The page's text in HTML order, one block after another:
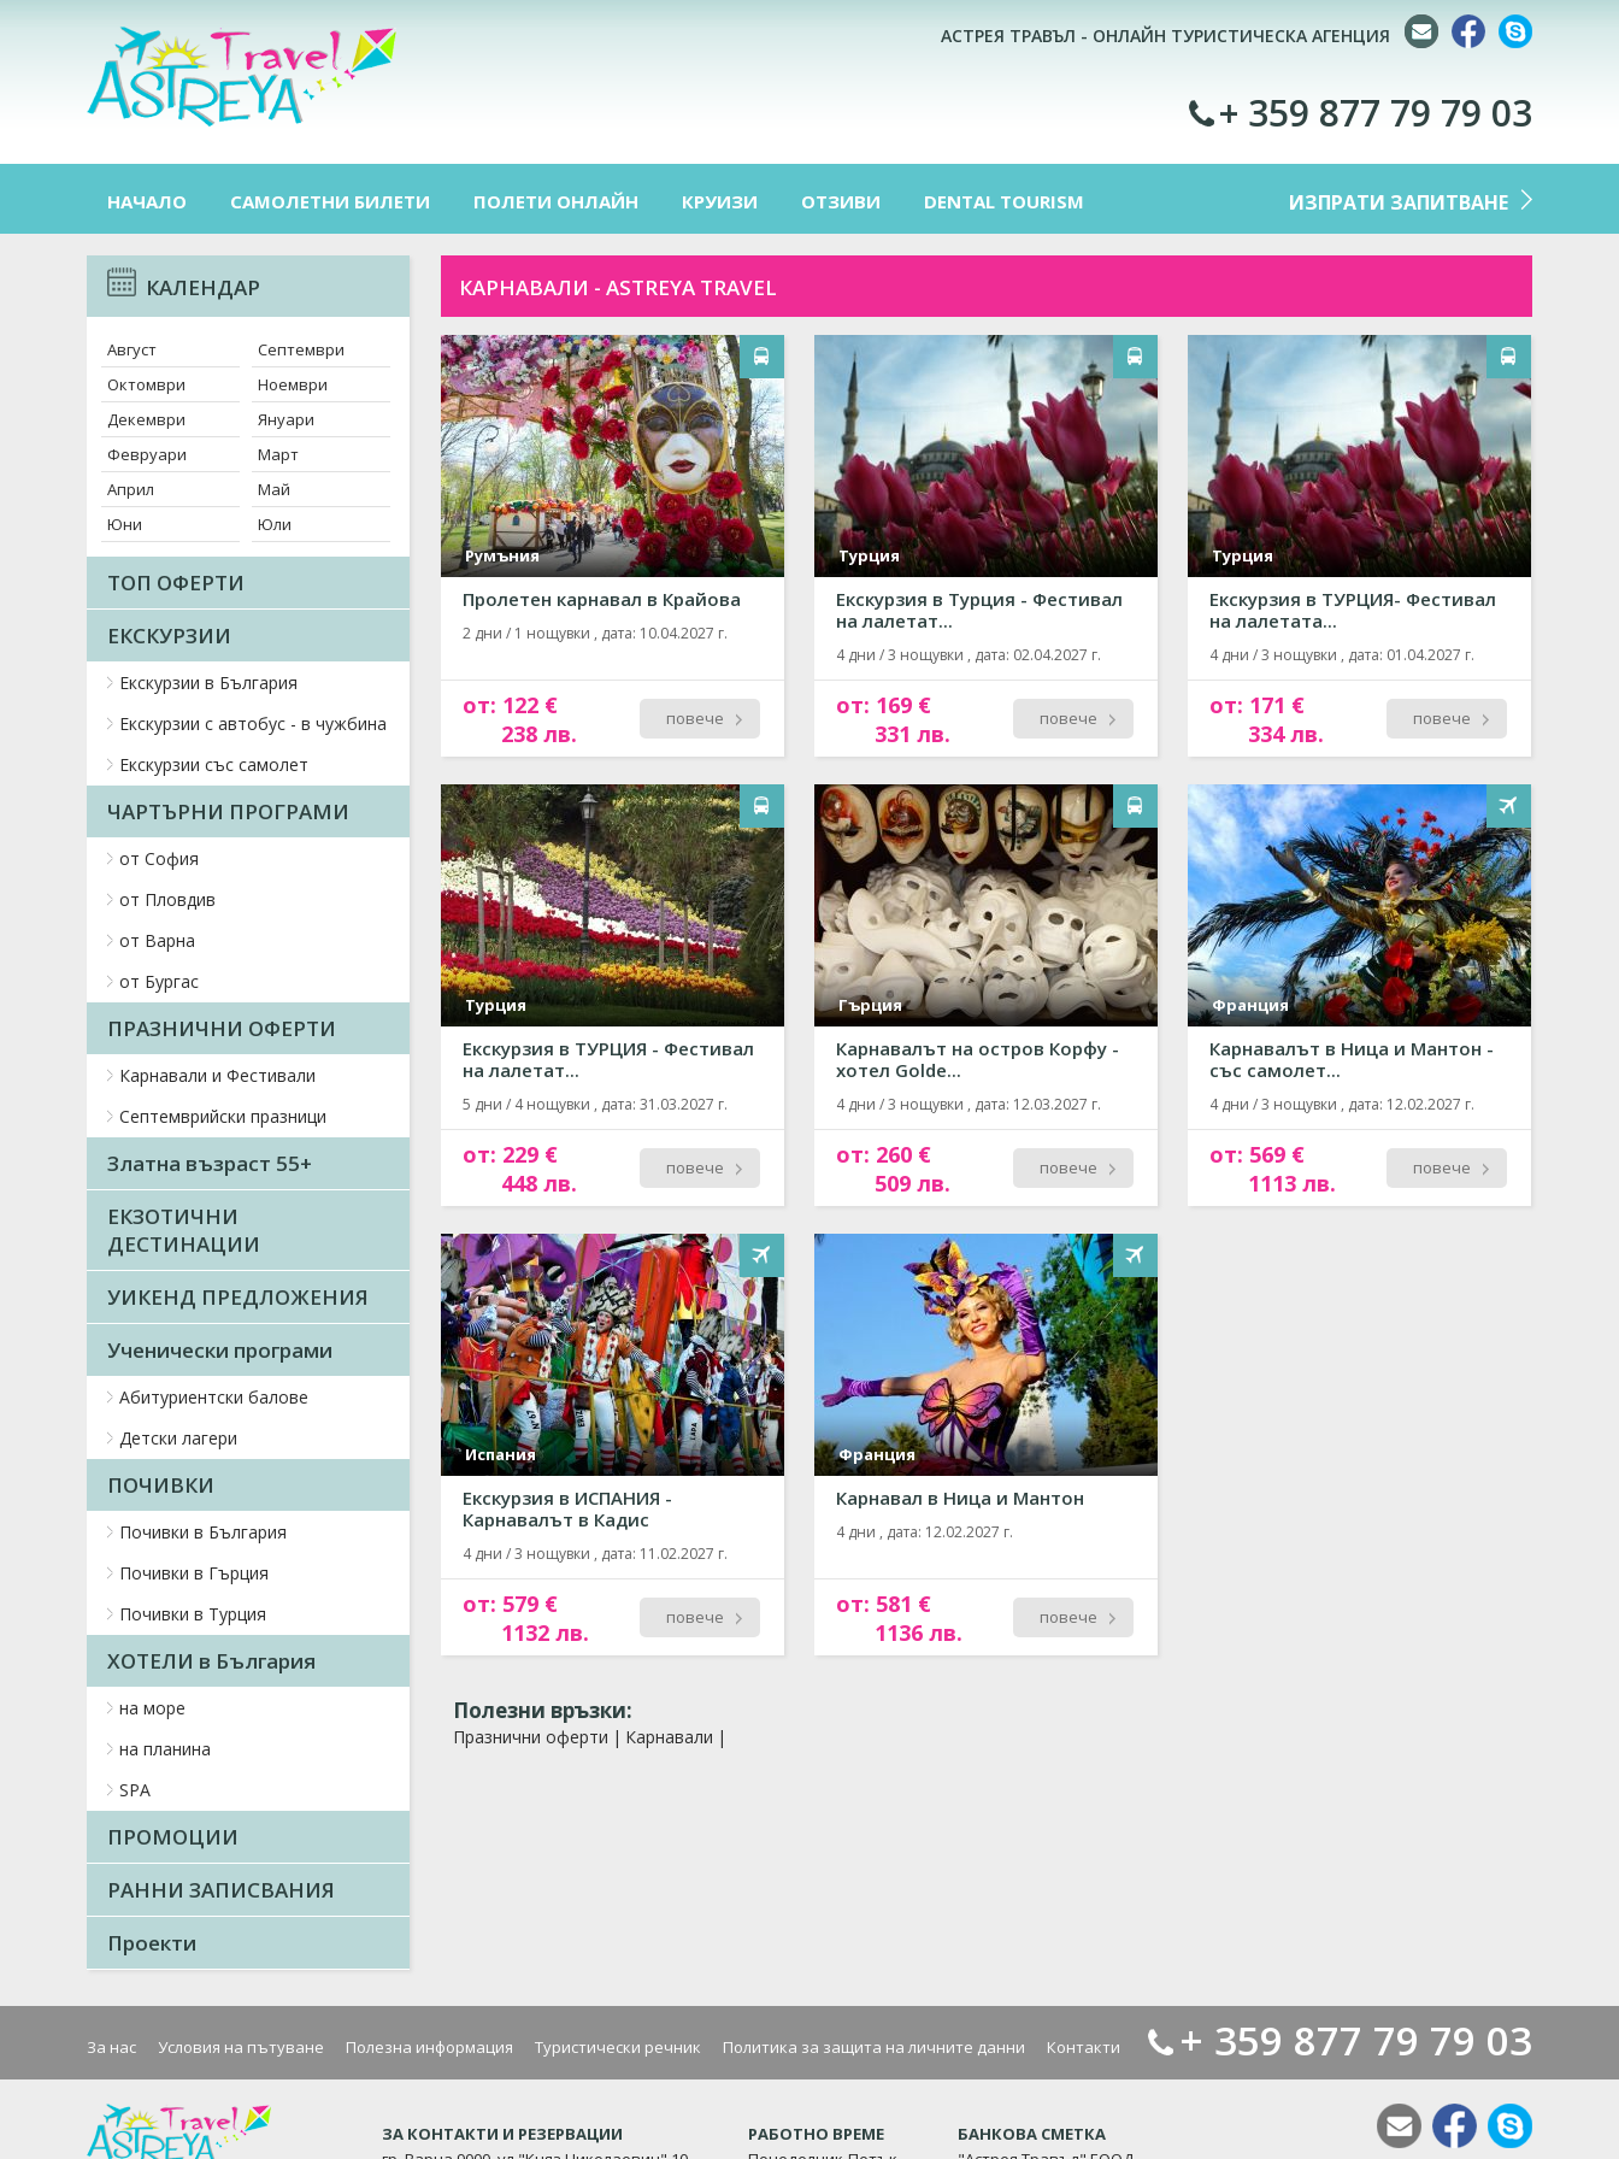
АСТРЕЯ ТРАВЪЛ - ОНЛАЙН ТУРИСТИЧЕСКА АГЕНЦИЯ
+ 359 877 79 79 03
НАЧАЛО САМОЛЕТНИ БИЛЕТИ ПОЛЕТИ ОНЛАЙН КРУИЗИ ОТЗИВИ DENTAL TOURISM ИЗПРАТИ ЗАПИТВАНЕ
КАЛЕНДАР
Август
Септември
Октомври
Ноември
Декември
Януари
Февруари
Март
Април
Май
Юни
Юли
ТОП ОФЕРТИ
ЕКСКУРЗИИ
Екскурзии в България
Екскурзии с автобус - в чужбина
Екскурзии със самолет
ЧАРТЪРНИ ПРОГРАМИ
от София
от Пловдив
от Варна
от Бургас
ПРАЗНИЧНИ ОФЕРТИ
Карнавали и Фестивали
Септемврийски празници
Златна възраст 55+
ЕКЗОТИЧНИ
ДЕСТИНАЦИИ
УИКЕНД ПРЕДЛОЖЕНИЯ
Ученически програми
Абитуриентски балове
Детски лагери
ПОЧИВКИ
Почивки в България
Почивки в Гърция
Почивки в Турция
ХОТЕЛИ в България
на море
на планина
SPA
ПРОМОЦИИ
РАННИ ЗАПИСВАНИЯ
Проекти
КАРНАВАЛИ - ASTREYA TRAVEL
Румъния
Пролетен карнавал в Крайова
2 дни / 1 нощувки , дата: 10.04.2027 г.
от: 122 €
238 лв.
повече
Турция
Екскурзия в Турция - Фестивал
на лалетат...
4 дни / 3 нощувки , дата: 02.04.2027 г.
от: 169 €
331 лв.
повече
Турция
Екскурзия в ТУРЦИЯ- Фестивал
на лалетата...
4 дни / 3 нощувки , дата: 01.04.2027 г.
от: 171 €
334 лв.
повече
Турция
Екскурзия в ТУРЦИЯ - Фестивал
на лалетат...
5 дни / 4 нощувки , дата: 31.03.2027 г.
от: 229 €
448 лв.
повече
Гърция
Карнавалът на остров Корфу -
хотел Golde...
4 дни / 3 нощувки , дата: 12.03.2027 г.
от: 260 €
509 лв.
повече
Франция
Карнавалът в Ница и Мантон -
със самолет...
4 дни / 3 нощувки , дата: 12.02.2027 г.
от: 569 €
1113 лв.
повече
Испания
Екскурзия в ИСПАНИЯ -
Карнавалът в Кадис
4 дни / 3 нощувки , дата: 11.02.2027 г.
от: 579 €
1132 лв.
повече
Франция
Карнавал в Ница и Мантон
4 дни , дата: 12.02.2027 г.
от: 581 €
1136 лв.
повече
Полезни връзки:
Празнични оферти | Карнавали |
За нас Условия на пътуване Полезна информация Туристически речник Политика за защита на личните данни Контакти + 359 877 79 79 03
ЗА КОНТАКТИ И РЕЗЕРВАЦИИ
РАБОТНО ВРЕМЕ
БАНКОВА СМЕТКА